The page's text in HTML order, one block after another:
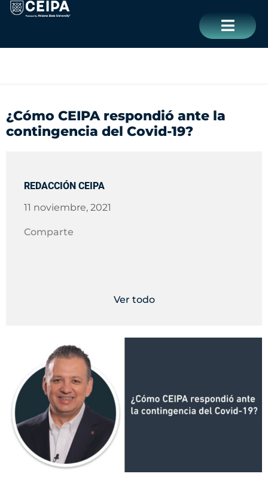
contenido
¿Cómo CEIPA respondió ante la
contingencia del Covid-19?
REDACCIÓN CEIPA
11 noviembre, 2021
Comparte
Ver todo